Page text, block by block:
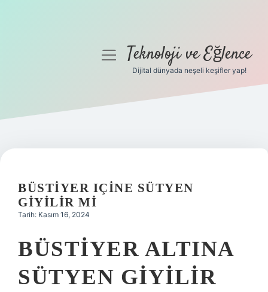
Gizlilik Politikası
Yasal Uyarı
menüyüTeknoloji ve Eğlence
Dijital dünyada neşeli keşifler yap!
BÜSTIYER IÇINE SÜTYEN
GIYILIR MI
Tarih: Kasım 16, 2024
BÜSTIYER ALTINA
SÜTYEN GIYILIR